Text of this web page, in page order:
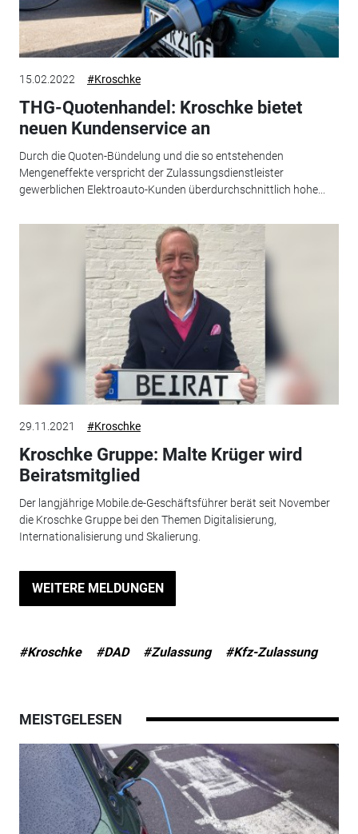
15.02.2022 #Kroschke
THG-Quotenhandel: Kroschke bietet
neuen Kundenservice an
Durch die Quoten-Bündelung und die so entstehenden
Mengeneffekte verspricht der Zulassungsdienstleister
gewerblichen Elektroauto-Kunden überdurchschnittlich hohe...
29.11.2021 #Kroschke
Kroschke Gruppe: Malte Krüger wird
Beiratsmitglied
Der langjährige Mobile.de-Geschäftsführer berät seit November
die Kroschke Gruppe bei den Themen Digitalisierung,
Internationalisierung und Skalierung.
WEITERE MELDUNGEN
#Kroschke #DAD #Zulassung #Kfz-Zulassung
MEISTGELESEN